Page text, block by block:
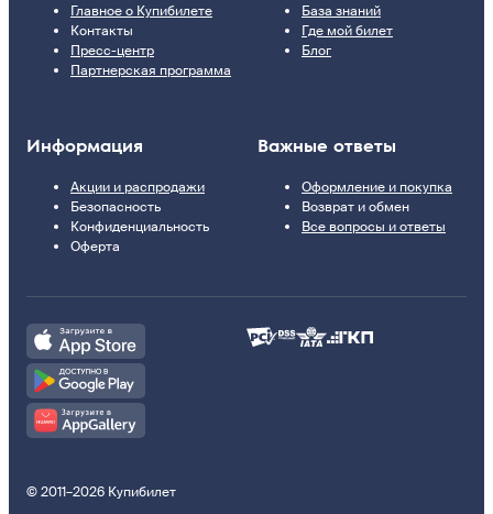
Главное о Купибилете
Контакты
Пресс-центр
Партнерская программа
База знаний
Где мой билет
Блог
Информация
Акции и распродажи
Безопасность
Конфиденциальность
Оферта
Важные ответы
Оформление и покупка
Возврат и обмен
Все вопросы и ответы
© 2011–2026 Купибилет